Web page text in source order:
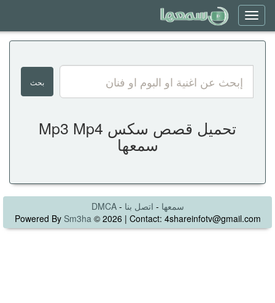
Toggle
navigation
تحميل قصص سكس Mp3 Mp4
سمعها
سمعها - اتصل بنا -
DMCA
Powered By Sm3ha© 2026 | Contact: 4shareinfotv@gmail.com